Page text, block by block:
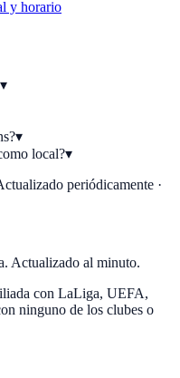
y horario
▾
▾
local?▾
periódicamente ·
Actualizado al minuto.
con LaLiga, UEFA,
ninguno de los clubes o